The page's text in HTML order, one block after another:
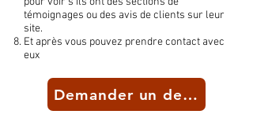
témoignages ou des avis de clients sur leur
site.
Et après vous pouvez prendre contact avec
eux
Demander un devis